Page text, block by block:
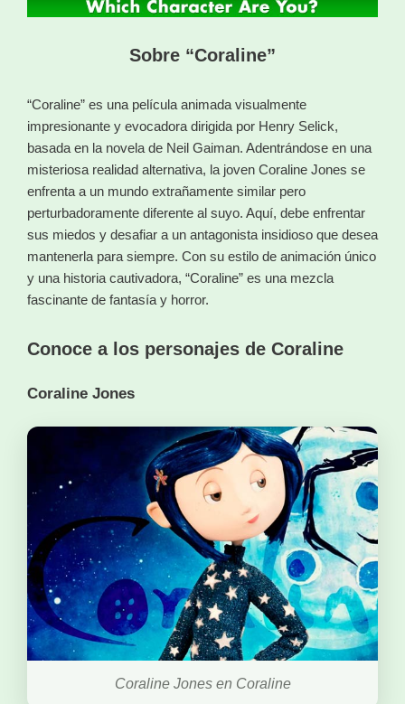
Sobre “Coraline”
“Coraline” es una película animada visualmente
impresionante y evocadora dirigida por Henry Selick,
basada en la novela de Neil Gaiman. Adentrándose en una
misteriosa realidad alternativa, la joven Coraline Jones se
enfrenta a un mundo extrañamente similar pero
perturbadoramente diferente al suyo. Aquí, debe enfrentar
sus miedos y desafiar a un antagonista insidioso que desea
mantenerla para siempre. Con su estilo de animación único
y una historia cautivadora, “Coraline” es una mezcla
fascinante de fantasía y horror.
Conoce a los personajes de Coraline
Coraline Jones
Coraline Jones en Coraline